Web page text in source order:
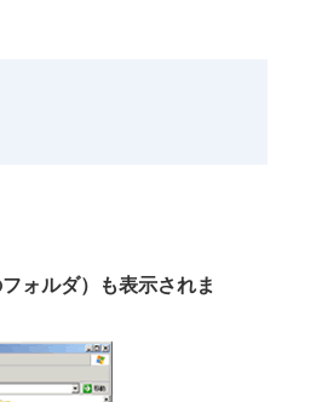
ォルダ）も表示されま